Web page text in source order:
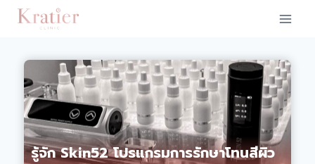
Skip
รู้จัก Skin52 โปรแกรมการรักษาโทนสีผิว